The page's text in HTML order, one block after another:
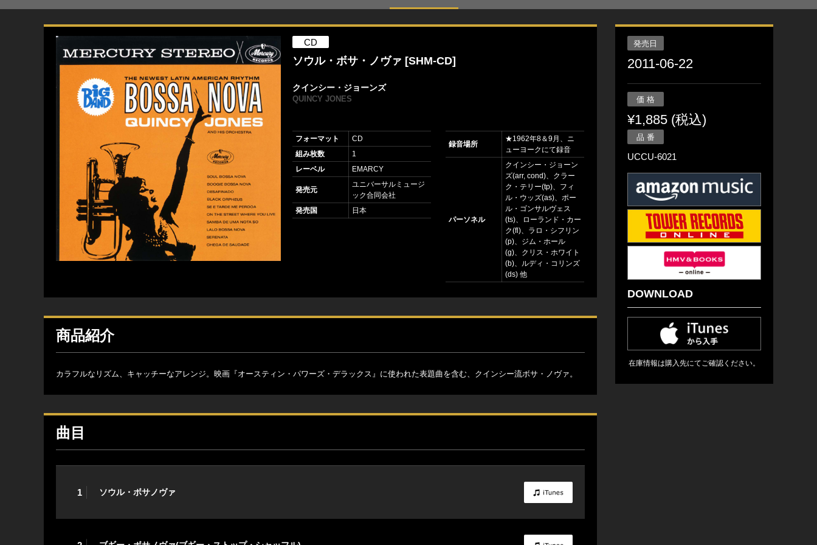
CD
ソウル・ボサ・ノヴァ [SHM-CD]
クインシー・ジョーンズ
QUINCY JONES
フォーマット
CD
組み枚数
1
レーベル
EMARCY
発売元
ユニバーサルミュージ
ック合同会社
発売国
日本
録音場所
★1962年8＆9月、ニ
ューヨークにて録音
パーソネル
クインシー・ジョーン
ズ(arr, cond)、クラー
ク・テリー(tp)、フィ
ル・ウッズ(as)、ポー
ル・ゴンサルヴェス
(ts)、ローランド・カー
ク(fl)、ラロ・シフリン
(p)、ジム・ホール
(g)、クリス・ホワイト
(b)、ルディ・コリンズ
(ds) 他
商品紹介
カラフルなリズム、キャッチーなアレンジ。映画『オースティン・パワーズ・デラックス』に使われた表題曲を含む、クインシー流ボサ・ノヴァ。
曲目
1 ソウル・ボサノヴァ
発売日
2011-06-22
価 格
¥1,885 (税込)
品 番
UCCU-6021
DOWNLOAD
在庫情報は購入先にてご確認ください。